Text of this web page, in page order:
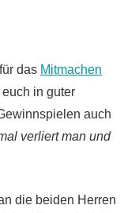
das Mitmachen
in guter
auch
verliert man und
die beiden Herren